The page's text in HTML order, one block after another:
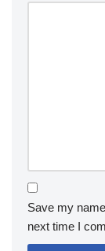
Save my
next time I